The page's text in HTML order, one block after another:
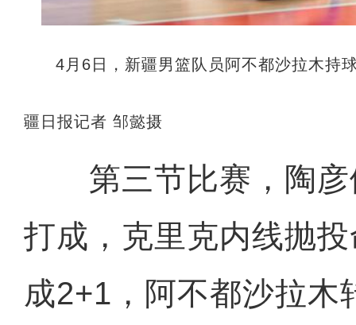
4月6日，新疆男篮队员阿不都沙拉木持
疆日报记者 邹懿摄
第三节比赛，陶彦
打成，克里克内线抛
成2+1，阿不都沙拉木